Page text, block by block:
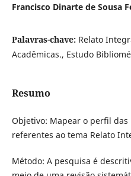
Francisco Dinarte de Sousa
Palavras-chave: Relato
Acadêmicas., Estudo
Resumo
Objetivo: Mapear o perfil das
referentes ao tema Relato
Método: A pesquisa é